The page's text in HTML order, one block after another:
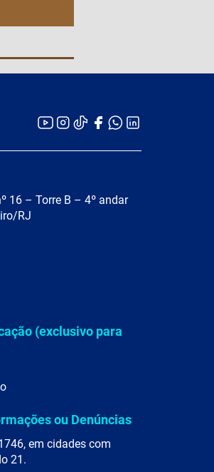
16 – Torre B – 4º andar
RJ
(exclusivo para
ou Denúncias
em cidades com
21.